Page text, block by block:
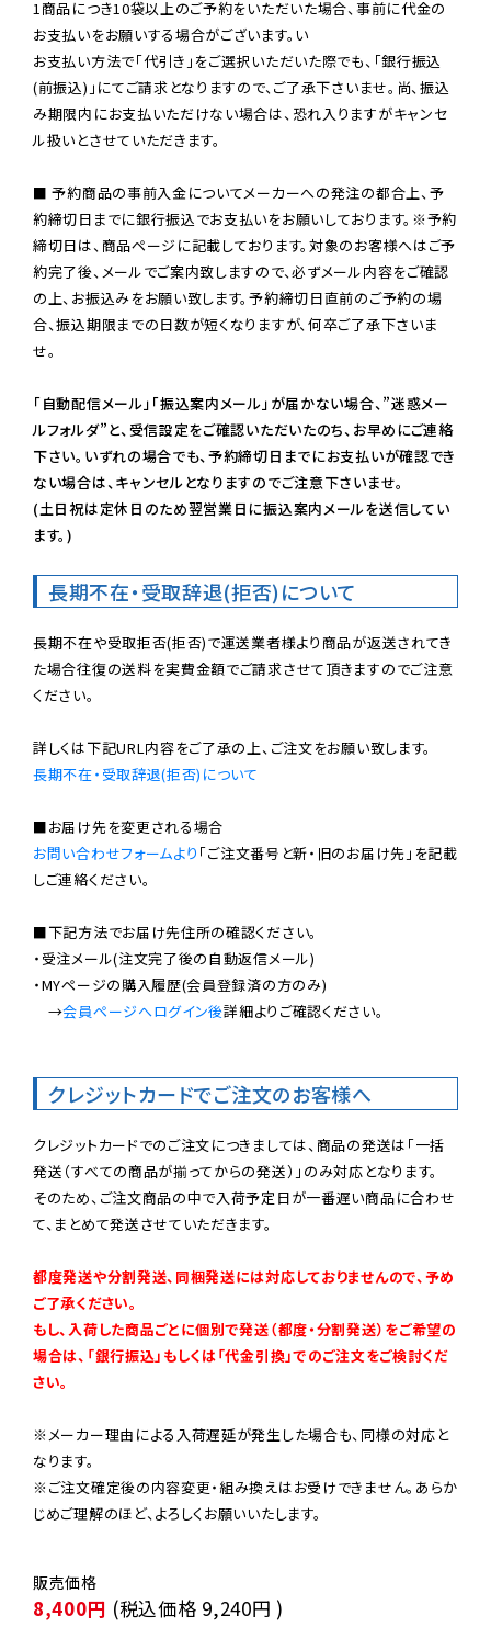
1商品につき10袋以上のご予約をいただいた場合、事前に代金の
お支払いをお願いする場合がございます。い
お支払い方法で「代引き」をご選択いただいた際でも、「銀行振込
(前振込)」にてご請求となりますので、ご了承下さいませ。尚、振込
み期限内にお支払いただけない場合は、恐れ入りますがキャンセ
ル扱いとさせていただきます。
■ 予約商品の事前入金についてメーカーへの発注の都合上、予
約締切日までに銀行振込でお支払いをお願いしております。※予約
締切日は、商品ページに記載しております。対象のお客様へはご予
約完了後、メールでご案内致しますので、必ずメール内容をご確認
の上、お振込みをお願い致します。予約締切日直前のご予約の場
合、振込期限までの日数が短くなりますが、何卒ご了承下さいま
せ。
「自動配信メール」「振込案内メール」が届かない場合、”迷惑メー
ルフォルダ”と、受信設定をご確認いただいたのち、お早めにご連絡
下さい。いずれの場合でも、予約締切日までにお支払いが確認でき
ない場合は、キャンセルとなりますのでご注意下さいませ。
(土日祝は定休日のため翌営業日に振込案内メールを送信してい
ます。)
長期不在・受取辞退(拒否)について
長期不在や受取拒否(拒否)で運送業者様より商品が返送されてき
た場合往復の送料を実費金額でご請求させて頂きますのでご注意
ください。
長期不在・受取辞退(拒否)について
お問い合わせフォームより 「ご注文番号と新・旧のお届け先」を記載
しご連絡ください。
■下記方法でお届け先住所の確認ください。
・受注メール(注文完了後の自動返信メール)
・MYページの購入履歴(会員登録済の方のみ)
→会員ページへログイン後詳細よりご確認ください。
クレジットカードでご注文のお客様へ
クレジットカードでのご注文につきましては、商品の発送は「一括
発送（すべての商品が揃ってからの発送）」のみ対応となります。
そのため、ご注文商品の中で入荷予定日が一番遅い商品に合わせ
て、まとめて発送させていただきます。
都度発送や分割発送、同梱発送には対応しておりませんので、予め
ご了承ください。
もし、入荷した商品ごとに個別で発送（都度・分割発送）をご希望の
場合は、「銀行振込」もしくは「代金引換」でのご注文をご検討くだ
さい。
※メーカー理由による入荷遅延が発生した場合も、同様の対応と
なります。
※ご注文確定後の内容変更・組み換えはお受けできません。あらか
じめご理解のほど、よろしくお願いいたします。
8,400円 (税込価格 9,240円 )